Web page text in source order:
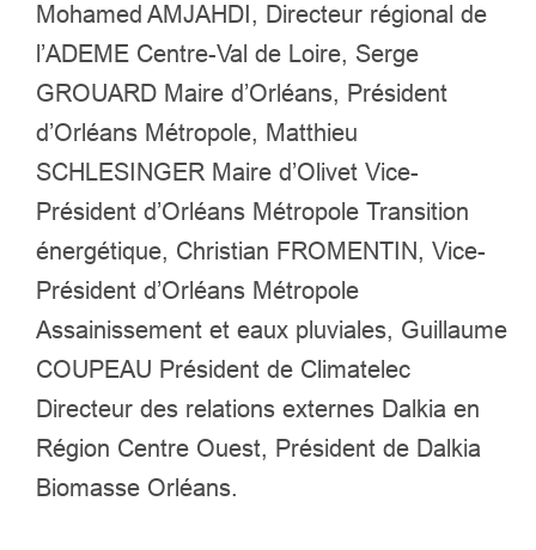
Mohamed AMJAHDI, Directeur régional de
l’ADEME Centre-Val de Loire, Serge
GROUARD Maire d’Orléans, Président
d’Orléans Métropole, Matthieu
SCHLESINGER Maire d’Olivet Vice-
Président d’Orléans Métropole Transition
énergétique, Christian FROMENTIN, Vice-
Président d’Orléans Métropole
Assainissement et eaux pluviales, Guillaume
COUPEAU Président de Climatelec
Directeur des relations externes Dalkia en
Région Centre Ouest, Président de Dalkia
Biomasse Orléans.